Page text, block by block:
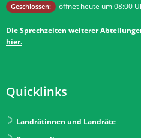
Klicken, um weitere Öffnungs- oder
Geschlossen: öffnet heute um 08:00
Die Sprechzeiten weiterer
hier.
Quicklinks
Landrätinnen und Landräte